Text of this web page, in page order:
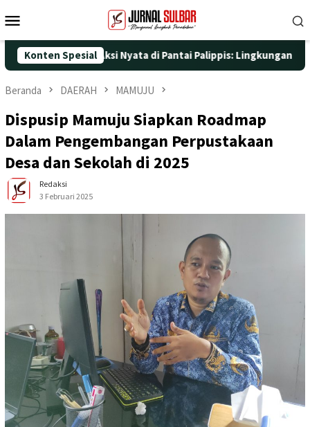
ke
Mobile
Konten Spesial
25 dengan Aksi Nyata di Pantai Palippis: Lingkungan dan
Beranda DAERAH MAMUJU
Dispusip Mamuju Siapkan Roadmap
Dalam Pengembangan Perpustakaan
Desa dan Sekolah di 2025
Redaksi
3 Februari 2025